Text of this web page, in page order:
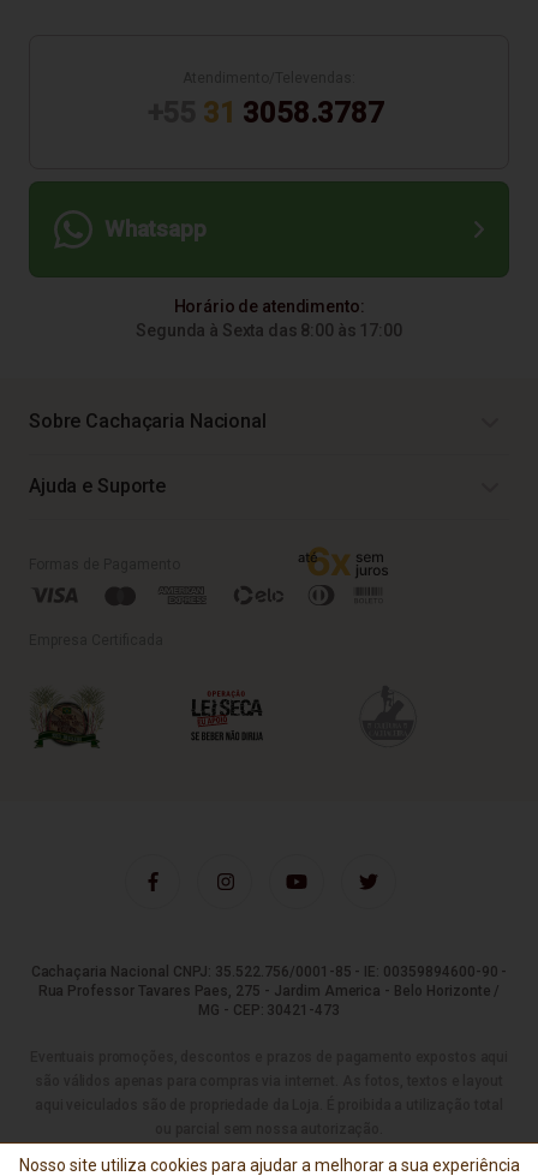
31 3058.3787
Whatsapp
Horário de atendimento:
Segunda à Sexta das 8:00 às 17:00
Sobre Cachaçaria Nacional
Ajuda e Suporte
Cachaçaria Nacional CNPJ: 35.522.756/0001-85 - IE: 00359894600-90 -
Rua Professor Tavares Paes, 275 - Jardim America - Belo Horizonte /
MG - CEP: 30421-473
Nosso site utiliza cookies para ajudar a melhorar a sua experiência